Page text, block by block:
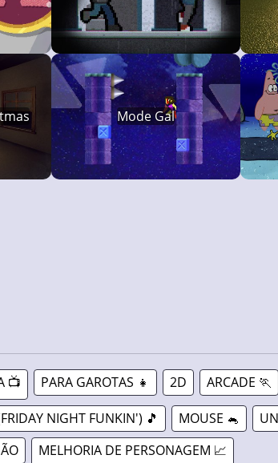
Mode Gal
📺 PARA GAROTAS 👧 2D ARCADE 🏃
NIGHT FUNKIN') 🎵 MOUSE 🐁
MELHORIA DE PERSONAGEM 📈